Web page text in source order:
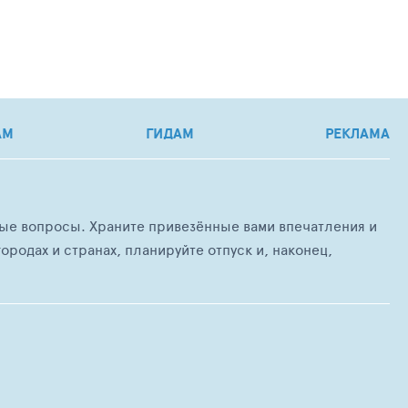
ГИДАМ РЕКЛАМА
вопросы. Храните привезённые вами впечатления и
и странах, планируйте отпуск и, наконец,